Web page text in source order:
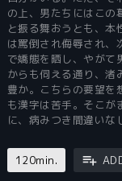
の上、男たちにはこの
と振る舞おうとも、本
は罵倒され侮辱され、
で嬌態を晒し、やが
からも伺える通り、渚
豊か。こちらの要望を
も漢字は苦手。そこが
に、病みつき間違いな
120min.